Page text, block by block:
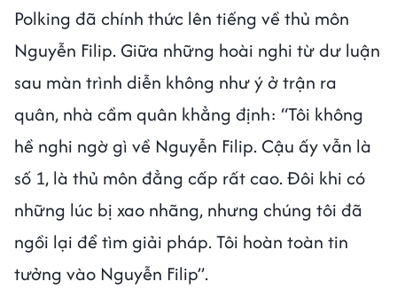
Polking đã chính thức lên tiếng về thủ môn
Nguyễn Filip. Giữa những hoài nghi từ dư luận
sau màn trình diễn không như ý ở trận ra
quân, nhà cầm quân khẳng định: “Tôi không
hề nghi ngờ gì về Nguyễn Filip. Cậu ấy vẫn là
số 1, là thủ môn đẳng cấp rất cao. Đôi khi có
những lúc bị xao nhãng, nhưng chúng tôi đã
ngồi lại để tìm giải pháp. Tôi hoàn toàn tin
tưởng vào Nguyễn Filip”.